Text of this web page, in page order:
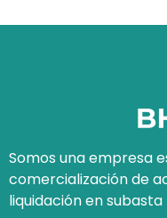
Somos una empresa
comercialización de
liquidación en subasta